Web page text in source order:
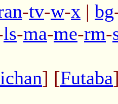
-tv-w-x | bg
ls-ma-me-rm-
] [Futaba